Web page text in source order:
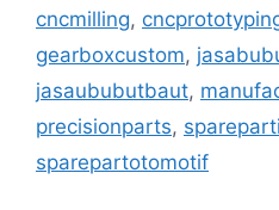
cncmilling,
gearboxcustom,
jasaububutbaut,
precisionparts,
sparepartotomotif